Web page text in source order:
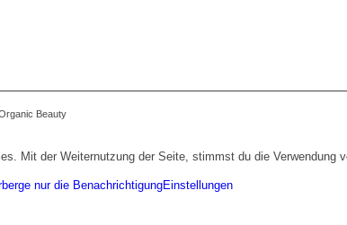
Beauty
Mit der Weiternutzung der Seite, stimmst du die Verwendung
nur die BenachrichtigungEinstellungen